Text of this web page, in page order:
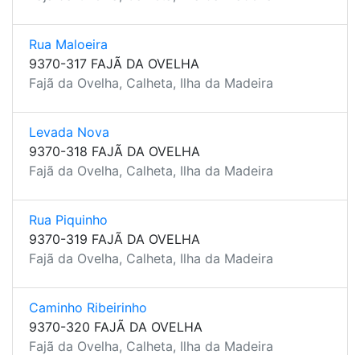
Rua Maloeira
9370-317 FAJÃ DA OVELHA
Fajã da Ovelha, Calheta, Ilha da Madeira
Levada Nova
9370-318 FAJÃ DA OVELHA
Fajã da Ovelha, Calheta, Ilha da Madeira
Rua Piquinho
9370-319 FAJÃ DA OVELHA
Fajã da Ovelha, Calheta, Ilha da Madeira
Caminho Ribeirinho
9370-320 FAJÃ DA OVELHA
Fajã da Ovelha, Calheta, Ilha da Madeira